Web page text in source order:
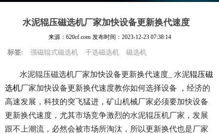
水泥辊压磁选机厂家加快设备更新换代速度
来源：620cf.com 发布时间： 2023-12-23 07:38:14
标签: 强磁辊式磁选机 干选磁选机 磁选机
水泥辊压磁选机厂家加快设备更新换代速度_ 水泥辊压磁
选机厂家加快设备更新换代速度教你如何选择设备 ，经济的
高速发展，科技的突飞猛进，矿山机械厂家必须要加快设备
更新换代速度，尤其市场竞争激烈的水泥辊压机厂家，发展
跟不上潮流，必然会被市场所淘汰，所以更新换代也是厂家